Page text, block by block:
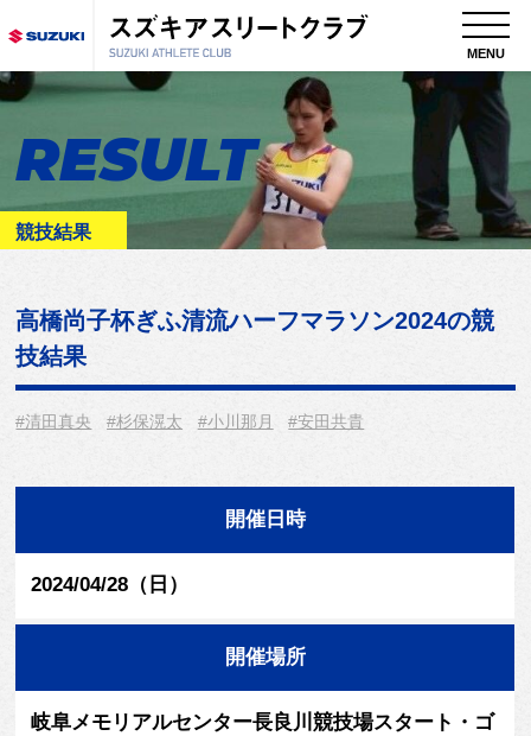
MENU
RESULT
競技結果
高橋尚子杯ぎふ清流ハーフマラソン2024の競
技結果
#清田真央 #杉保滉太 #小川那月 #安田共貴
開催日時
2024/04/28（日）
開催場所
岐阜メモリアルセンター長良川競技場スタート・ゴ